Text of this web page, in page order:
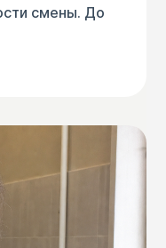
смены. До